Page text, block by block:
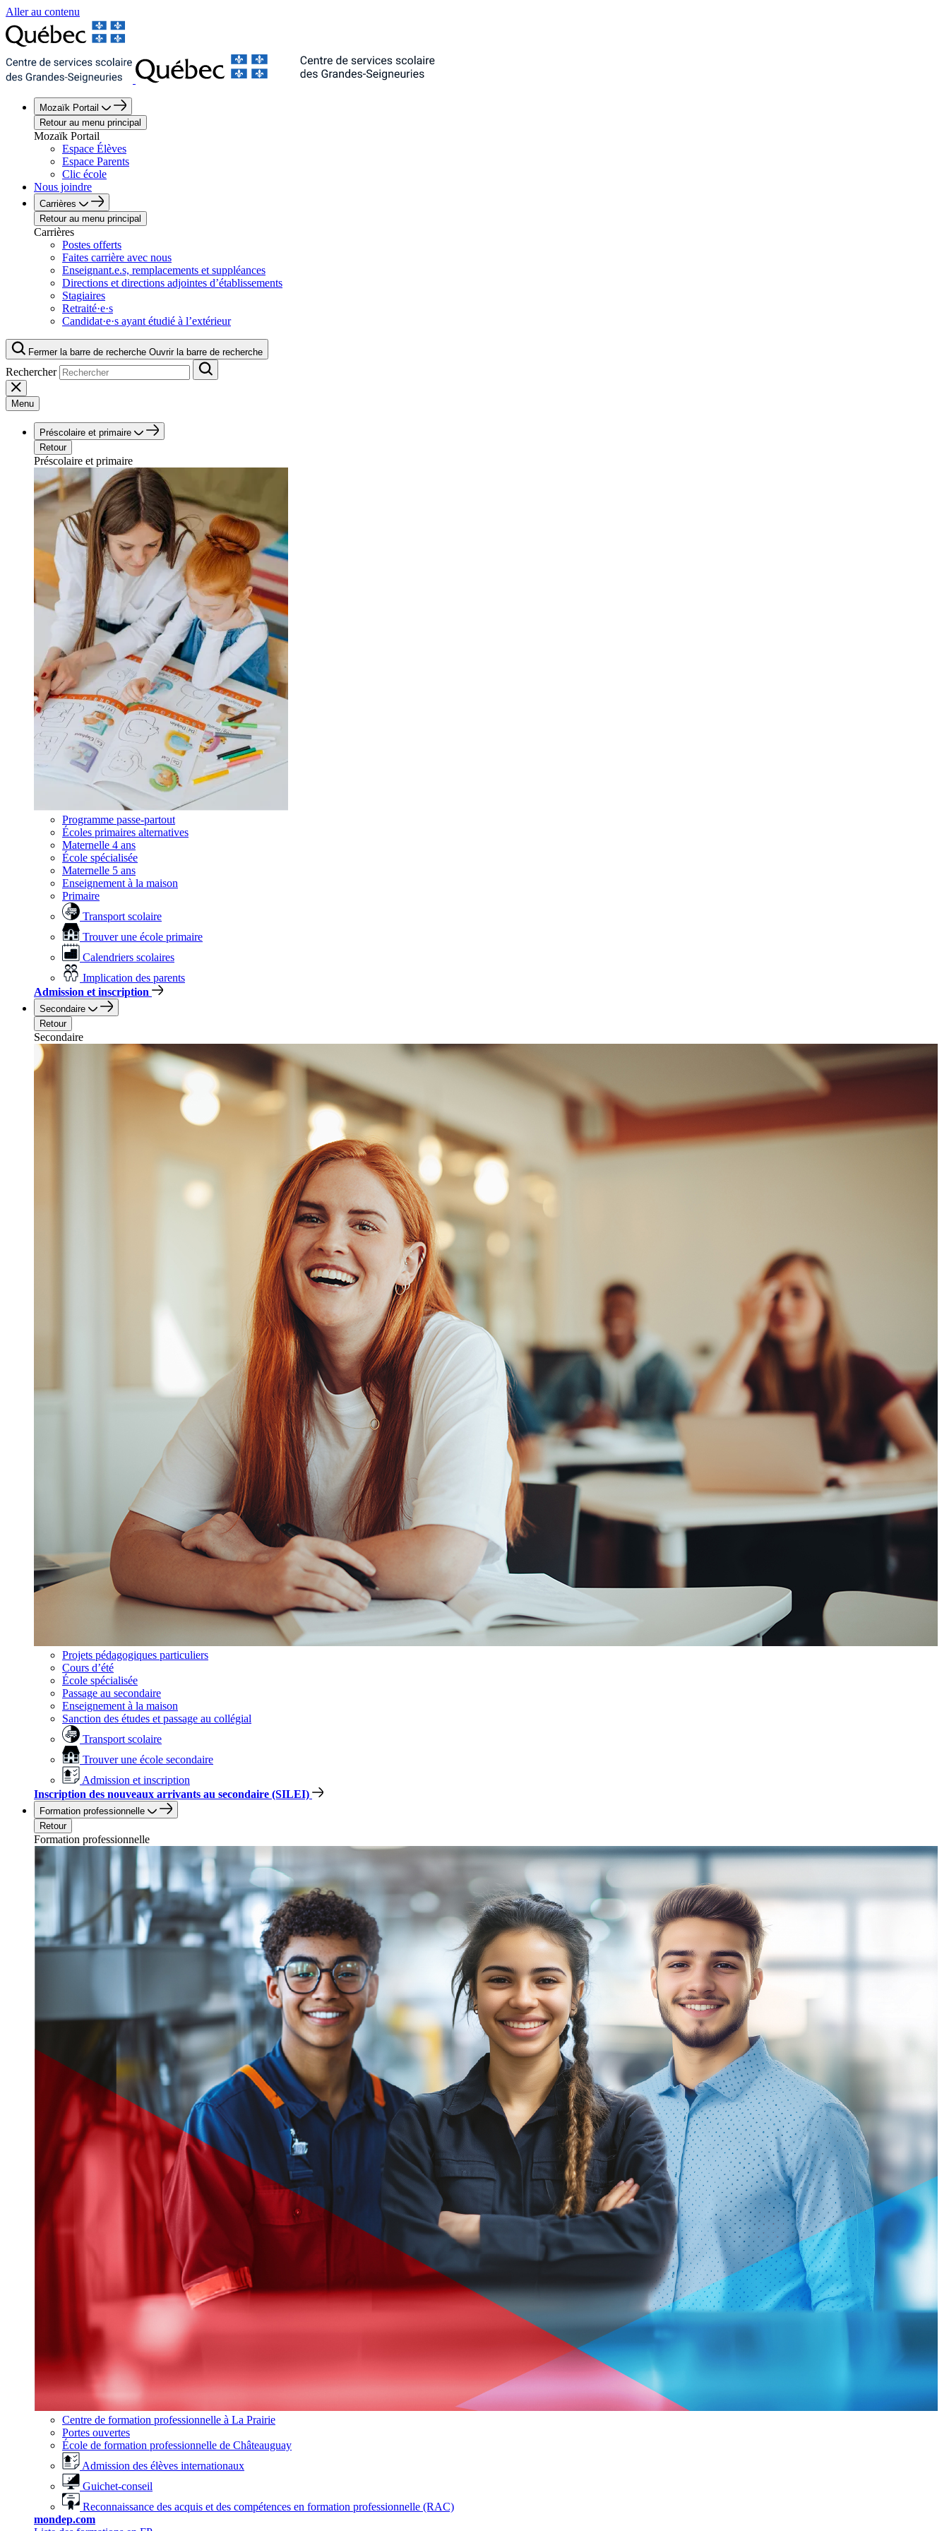
Aller au contenu
Mozaïk Portail
Retour au menu principal
Mozaïk Portail
Espace Élèves
Espace Parents
Clic école
Nous joindre
Carrières
Retour au menu principal
Carrières
Postes offerts
Faites carrière avec nous
Enseignant.e.s, remplacements et suppléances
Directions et directions adjointes d’établissements
Stagiaires
Retraité·e·s
Candidat·e·s ayant étudié à l’extérieur
Fermer la barre de recherche Ouvrir la barre de recherche
Rechercher
Menu
Préscolaire et primaire
Retour
Préscolaire et primaire
Programme passe-partout
Écoles primaires alternatives
Maternelle 4 ans
École spécialisée
Maternelle 5 ans
Enseignement à la maison
Primaire
Transport scolaire
Trouver une école primaire
Calendriers scolaires
Implication des parents
Admission et inscription
Secondaire
Retour
Secondaire
Projets pédagogiques particuliers
Cours d’été
École spécialisée
Passage au secondaire
Enseignement à la maison
Sanction des études et passage au collégial
Transport scolaire
Trouver une école secondaire
Admission et inscription
Inscription des nouveaux arrivants au secondaire (SILEI)
Formation professionnelle
Retour
Formation professionnelle
Centre de formation professionnelle à La Prairie
Portes ouvertes
École de formation professionnelle de Châteauguay
Admission des élèves internationaux
Guichet-conseil
Reconnaissance des acquis et des compétences en formation professionnelle (RAC)
mondep.com